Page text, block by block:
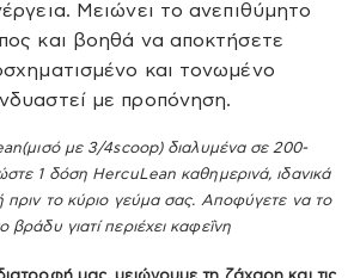
Μειώνει το ανεπιθύμητο
και βοηθά να αποκτήσετε
και τονωμένο
με προπόνηση.
με 3/4scoop) διαλυμένα σε 200-
1 δόση HercuLean καθημερινά, ιδανικά
πριν το κύριο γεύμα σας. Αποφύγετε να το
γιατί περιέχει καφεΐνη